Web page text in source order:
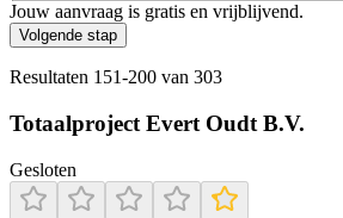
Jouw aanvraag is gratis en vrijblijvend.
Volgende stap
Resultaten 151-200 van 303
Totaalproject Evert Oudt B.V.
Gesloten